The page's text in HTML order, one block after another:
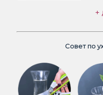
+
Совет по